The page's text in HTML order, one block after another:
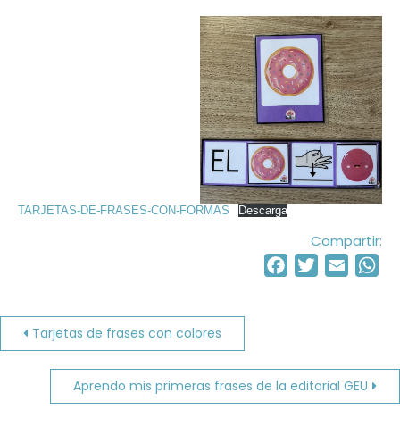
TARJETAS-DE-FRASES-CON-FORMAS Descarga
Compartir:
Facebook
TwitterEmail
Navegación
entradas
Tarjetas de frases con colores
Aprendo mis primeras frases de la editorial GEU